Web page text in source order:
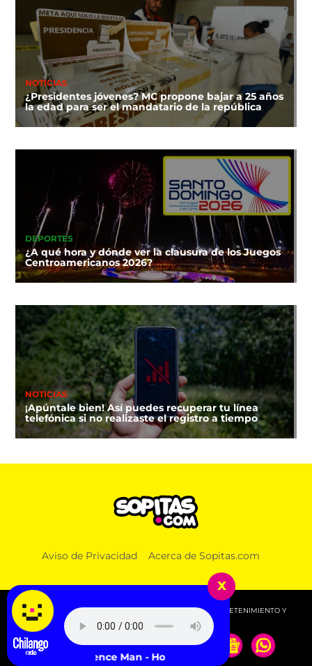
NOTICIAS
¿Presidentes jóvenes? MC propone bajar a 25 años
la edad para ser el mandatario de la república
DEPORTES
¿A qué hora y dónde ver la clausura de los Juegos
Centroamericanos 2026?
NOTICIAS
¡Apúntale bien! Así puedes recuperar tu línea
telefónica si no realizaste el registro a tiempo
Aviso de Privacidad Acerca de Sopitas.com
© 2026 SOPITAS.COM - MÚSICA, NOTICIAS, DEPORTES, ENTRETENIMIENTO Y
MÁS!.
x
Confidence Man - Holiday